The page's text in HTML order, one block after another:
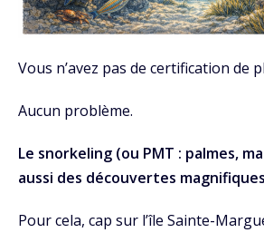
Vous n’avez pas de certification de
Aucun problème.
Le snorkeling (ou PMT : palmes,
aussi des découvertes
Pour cela, cap sur l’île Sainte-